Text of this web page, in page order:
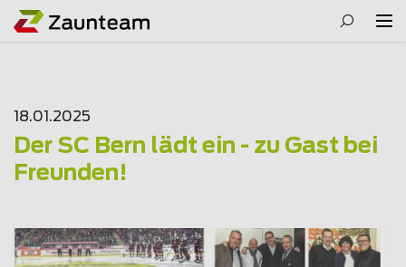
18.01.2025
Der SC Bern lädt ein - zu Gast bei
Freunden!